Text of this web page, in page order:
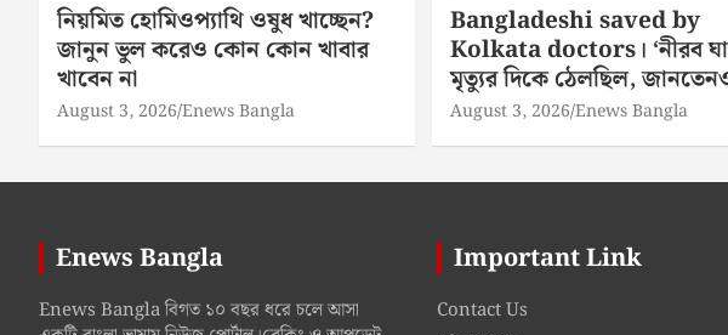
নিয়মিত হোমিওপ্যাথি ওষুধ খাচ্ছেন?
জানুন ভুল করেও কোন কোন খাবার
খাবেন না
August 3, 2026 Enews Bangla
Bangladeshi saved by
Kolkata doctors। ‘নীরব
মৃত্যুর দিকে ঠেলছিল,
August 3, 2026 Enews Bangla
Enews Bangla
Enews Bangla বিগত ১০ বছর ধরে চলে আসা
Important Link
Contact Us